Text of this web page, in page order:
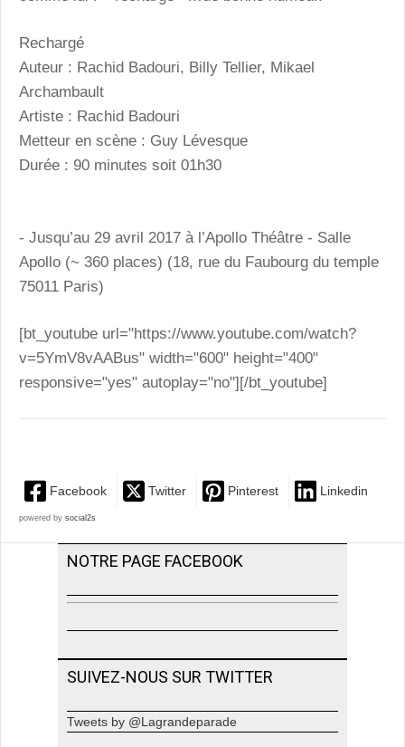
Rechargé
Auteur : Rachid Badouri, Billy Tellier, Mikael
Archambault
Artiste : Rachid Badouri
Metteur en scène : Guy Lévesque
Durée : 90 minutes soit 01h30
- Jusqu’au 29 avril 2017 à l’Apollo Théâtre - Salle
Apollo (~ 360 places) (18, rue du Faubourg du temple
75011 Paris)
[bt_youtube url="https://www.youtube.com/watch?
v=5YmV8vAABus" width="600" height="400"
responsive="yes" autoplay="no"][/bt_youtube]
Facebook Twitter Pinterest Linkedin
powered by social2s
NOTRE PAGE FACEBOOK
SUIVEZ-NOUS SUR TWITTER
Tweets by @Lagrandeparade